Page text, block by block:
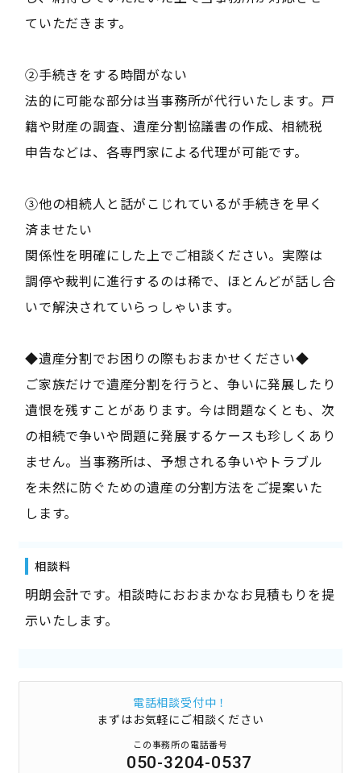
ていただきます。
②手続きをする時間がない
法的に可能な部分は当事務所が代行いたします。戸
籍や財産の調査、遺産分割協議書の作成、相続税
申告などは、各専門家による代理が可能です。
③他の相続人と話がこじれているが手続きを早く
済ませたい
関係性を明確にした上でご相談ください。実際は
調停や裁判に進行するのは稀で、ほとんどが話し合
いで解決されていらっしゃいます。
◆遺産分割でお困りの際もおまかせください◆
ご家族だけで遺産分割を行うと、争いに発展したり
遺恨を残すことがあります。今は問題なくとも、次
の相続で争いや問題に発展するケースも珍しくあり
ません。当事務所は、予想される争いやトラブル
を未然に防ぐための遺産の分割方法をご提案いた
します。
相談料
明朗会計です。相談時におおまかなお見積もりを提
示いたします。
電話相談受付中！
まずはお気軽にご相談ください
この事務所の電話番号
050-3204-0537